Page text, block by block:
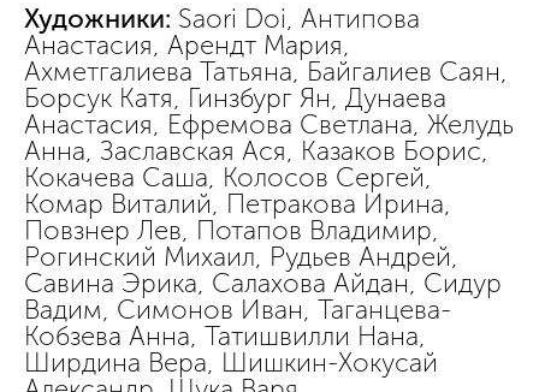
Художники: Saori Doi, Антипова
Анастасия, Арендт Мария,
Ахметгалиева Татьяна, Байгалиев Саян,
Борсук Катя, Гинзбург Ян, Дунаева
Анастасия, Ефремовa Светлана, Желудь
Анна, Заславская Ася, Казаков Борис,
Кокачева Саша, Колосов Сергей,
Комар Виталий, Петракова Ирина,
Повзнер Лев, Потапов Владимир,
Рогинский Михаил, Рудьев Андрей,
Савина Эрика, Салахова Айдан, Сидур
Вадим, Симонов Иван, Таганцева-
Кобзева Анна, Татишвилли Нана,
Ширдина Вера, Шишкин-Хокусай